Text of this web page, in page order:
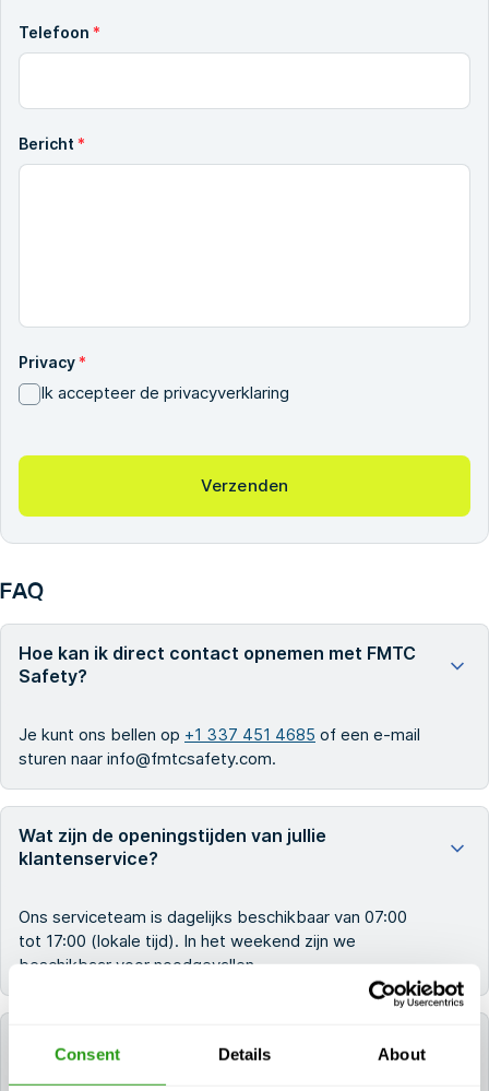
Consent Details About
Telefoon *
Bericht *
Privacy *
Ik accepteer de privacyverklaring
FAQ
Hoe kan ik direct contact opnemen met FMTC
Safety?
Je kunt ons bellen op +1 337 451 4685 of een e-mail
sturen naar info@fmtcsafety.com.
Wat zijn de openingstijden van jullie
klantenservice?
Ons serviceteam is dagelijks beschikbaar van 07:00
tot 17:00 (lokale tijd). In het weekend zijn we
beschikbaar voor noodgevallen.
contactformulier heb ingevuld?